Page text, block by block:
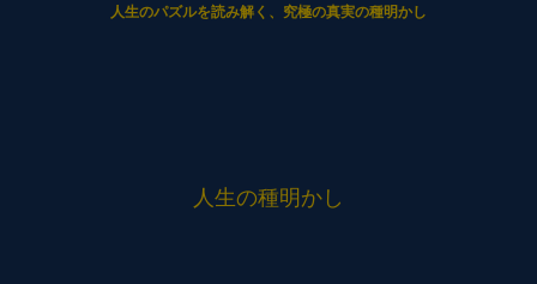
人生の種明かし
人生のパズルを読み解く、究極の真実の種明かし